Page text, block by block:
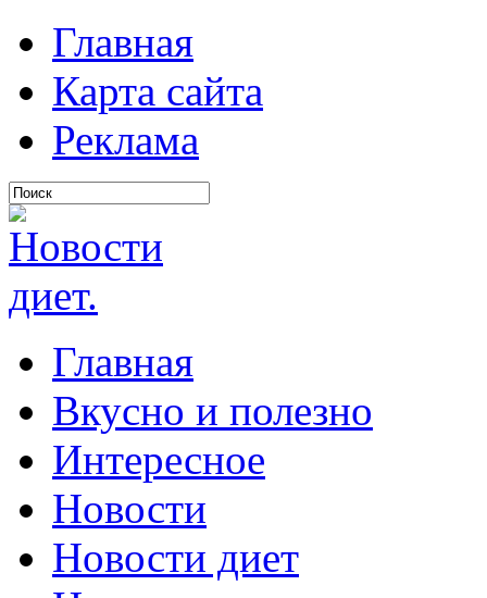
Главная
Карта сайта
Реклама
Главная
Вкусно и полезно
Интересное
Новости
Новости диет